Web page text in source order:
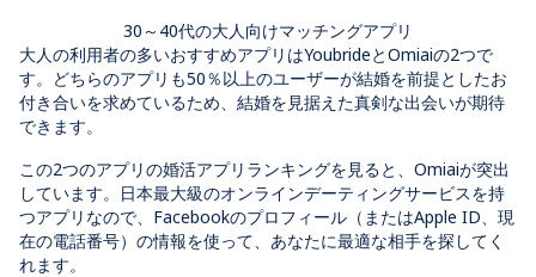
30～40代の大人向けマッチングアプリ
大人の利用者の多いおすすめアプリはYoubrideとOmiaiの2つで
す。どちらのアプリも50％以上のユーザーが結婚を前提としたお
付き合いを求めているため、結婚を見据えた真剣な出会いが期待
できます。
この2つのアプリの婚活アプリランキングを見ると、Omiaiが突出
しています。日本最大級のオンラインデーティングサービスを持
つアプリなので、Facebookのプロフィール（またはApple ID、現
在の電話番号）の情報を使って、あなたに最適な相手を探してく
れます。